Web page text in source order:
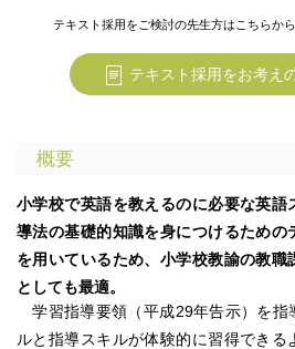
テキスト採用をご検討の先生方はこちらか
テキスト採用をお考え
概要
小学校で英語を教えるのに必要な英語
導法の基礎的知識を身につけるための
を用いているため、小学校教諭の教職
としても最適。
学習指導要領（平成29年告示）を指
ルと指導スキルが体験的に習得できる